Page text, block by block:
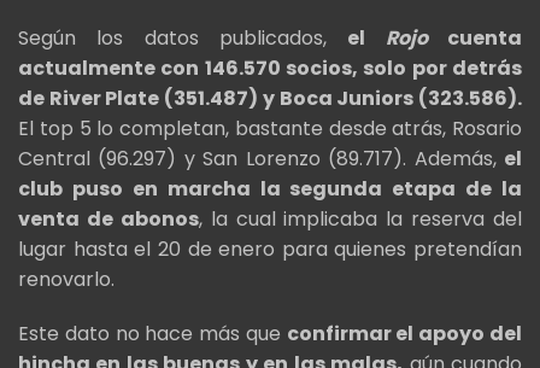
Según los datos publicados, el Rojocuenta
actualmente con 146.570 socios, solo por detrás
de River Plate (351.487) y Boca Juniors (323.586).
El top 5 lo completan, bastante desde atrás, Rosario
Central (96.297) y San Lorenzo (89.717). Además, el
club puso en marcha la segunda etapa de la
venta de abonos, la cual implicaba la reserva del
lugar hasta el 20 de enero para quienes pretendían
renovarlo.
Este dato no hace más que confirmar el apoyo del